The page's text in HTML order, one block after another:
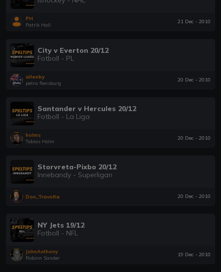
PH
Patrik Hall
21 Dec - 2010
City v Everton 20/12
Fotboll - PL
allenby
petra flensburg
20 Dec - 2010
Santander v Hercules 20/12
Fotboll - La Liga
holms
Tobias Holm
20 Dec - 2010
Storvreta-Pixbo 20/12
Innebandy - Superligan
Don_Travolta 20 Dec - 2010
NY Jets 19/12
Fotboll - NFL
JohnAnthony
Robinn Sander
19 Dec - 2010